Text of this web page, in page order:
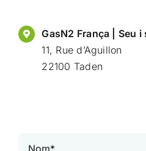
GasN2 França | Seu
11, Rue d’Aguillon
22100 Taden